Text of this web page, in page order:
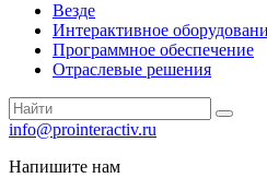
Везде
Интерактивное
Программное обеспечение
Отраслевые решения
info@prointeractiv.ru
Напишите нам